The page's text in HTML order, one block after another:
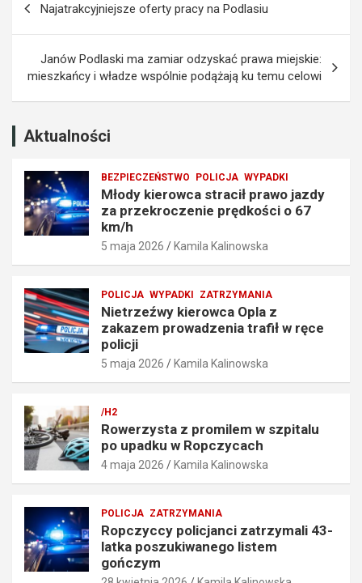
wpisu
Najatrakcyjniejsze oferty pracy na Podlasiu
Janów Podlaski ma zamiar odzyskać prawa miejskie:
mieszkańcy i władze wspólnie podążają ku temu celowi
Aktualności
BEZPIECZEŃSTWO POLICJA WYPADKI
Młody kierowca stracił prawo jazdy
za przekroczenie prędkości o 67
km/h
5 maja 2026 Kamila Kalinowska
POLICJA WYPADKI ZATRZYMANIA
Nietrzeźwy kierowca Opla z
zakazem prowadzenia trafił w ręce
policji
5 maja 2026 Kamila Kalinowska
/H2
Rowerzysta z promilem w szpitalu
po upadku w Ropczycach
4 maja 2026 Kamila Kalinowska
POLICJA ZATRZYMANIA
Ropczyccy policjanci zatrzymali 43-
latka poszukiwanego listem
gończym
a
p
k
o
z
n
e
r
ę
d
k
o
ś
i
o
6
7
k
m
h
maja
2026
m
p
w
a
z
n
a
f
w
ę
e
p
o
c
maja
2026